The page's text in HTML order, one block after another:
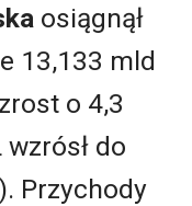
osiągnął
13,133 mld
o 4,3
do
Przychody